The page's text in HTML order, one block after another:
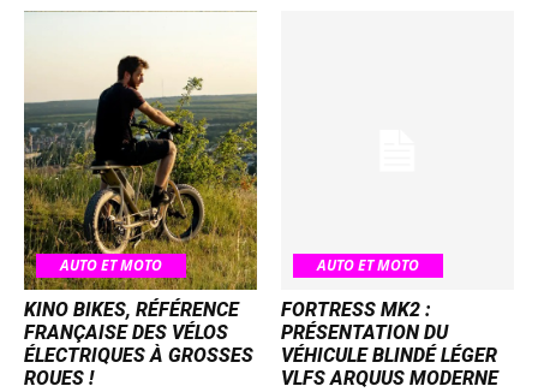
AUTO ET MOTO
KINO BIKES, RÉFÉRENCE
FRANÇAISE DES VÉLOS
ÉLECTRIQUES À GROSSES
ROUES !
AUTO ET MOTO
FORTRESS MK2 :
PRÉSENTATION DU
VÉHICULE BLINDÉ LÉGER
VLFS ARQUUS MODERNE